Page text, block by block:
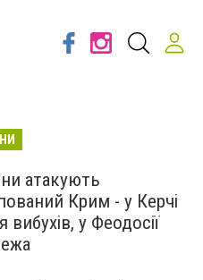
атакують
Крим - у Керчі
вибухів, у Феодосії